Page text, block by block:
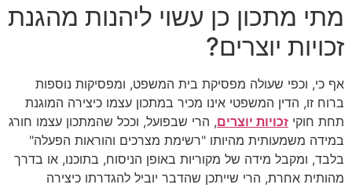
מתי מתכון כן עשוי ליהנות מהגנת
זכויות יוצרים?
אף כי, וכפי שעולה מפסיקת בית המשפט, ומפסיקות נוספות
ברוח זו, הדין המשפטי אינו מכיר במתכון עצמו כיצירה המוגנת
תחת חוקי זכויות יוצרים, הרי שבפועל, וככל שהמתכון עצמו חורג
במידה משמעותית מהיותו "רשימת מצרכים והוראות הפעלה"
בלבד, ומקבל מידה של מקוריות באופן הניסוח, בתוכנו, או בדרך
מהותית אחרת, הרי שייתכן שהדבר יוביל להגדרתו כיצירה